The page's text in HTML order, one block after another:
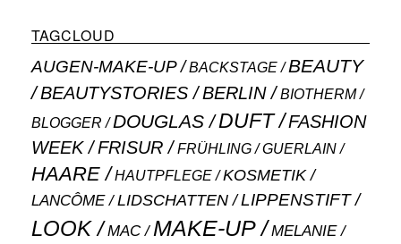
TAGCLOUD
AUGEN-MAKE-UP BACKSTAGE BEAUTY
BEAUTYSTORIES BERLIN
BIOTHERM
BLOGGER
DOUGLAS DUFT
FASHION
WEEK
FRISUR FRÜHLING GUERLAIN
HAARE HAUTPFLEGE
KOSMETIK
LANCÔME
LIDSCHATTEN LIPPENSTIFT
LOOK MAC MAKE-UP MELANIE